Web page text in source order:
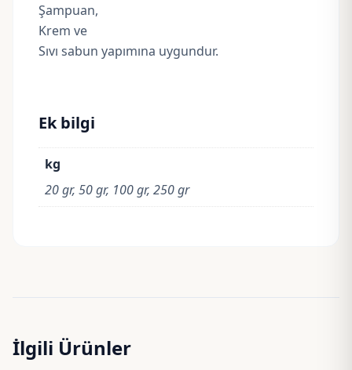
Şampuan,
Krem ve
Sıvı sabun yapımına uygundur.
Ek bilgi
kg
20 gr, 50 gr, 100 gr, 250 gr
İlgili Ürünler